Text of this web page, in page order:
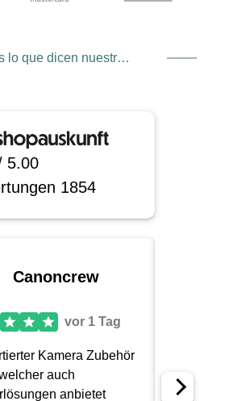
Esto es lo que dicen nuestros clientes